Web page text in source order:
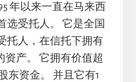
年以来一直在马来西
选受托人。 它是全国
托人，在信托下拥有
资产。 它拥有价值超
东资金。 并且它有1